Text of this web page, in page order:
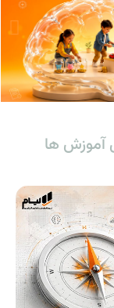
آموزش ها